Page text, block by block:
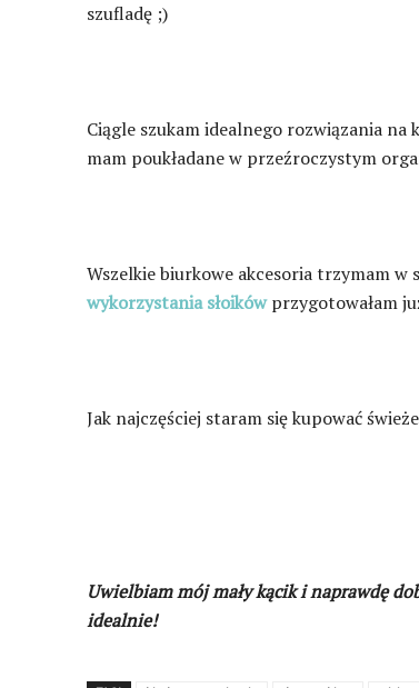
szufladę ;)
Ciągle szukam idealnego rozwiązania
mam poukładane w przeźroczystym
Wszelkie biurkowe akcesoria trzymam w
wykorzystania słoikówprzygotowałam
Jak najczęściej staram się kupować
Uwielbiam mój mały kącik i naprawdę
idealnie!